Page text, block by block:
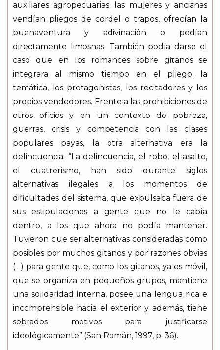
auxiliares agropecuarias, las mujeres y ancianas
vendían pliegos de cordel o trapos, ofrecían la
buenaventura y adivinación o pedían
directamente limosnas. También podía darse el
caso que en los romances sobre gitanos se
integrara al mismo tiempo en el pliego, la
temática, los protagonistas, los recitadores y los
propios vendedores. Frente a las prohibiciones de
otros oficios y en un contexto de pobreza,
guerras, crisis y competencia con las clases
populares payas, la otra alternativa era la
delincuencia: “La delincuencia, el robo, el asalto,
el cuatrerismo, han sido durante siglos
alternativas ilegales a los momentos de
dificultades del sistema, que expulsaba fuera de
sus estipulaciones a gente que no le cabía
dentro, a los que ahora no podía mantener.
Tuvieron que ser alternativas consideradas como
posibles por muchos gitanos y por razones obvias
(…) para gente que, como los gitanos, ya es móvil,
que se organiza en pequeños grupos, mantiene
una solidaridad interna, posee una lengua rica e
incomprensible hacia el exterior y además, tiene
sobrados motivos para justificarse
ideológicamente” (San Román, 1997, p. 36).